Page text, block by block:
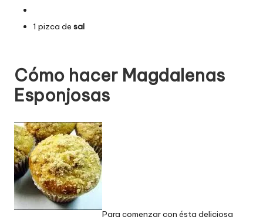
1 pizca de sal
Cómo hacer Magdalenas
Esponjosas
Para comenzar con ésta deliciosa